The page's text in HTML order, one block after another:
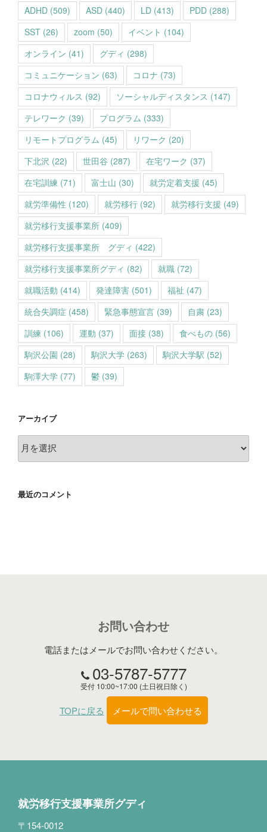
ADHD (509) ASD (440) LD (413) PDD (288)
SST (26) zoom (50) イベント (104)
オンライン (41) グディ (298)
コミュニケーション (63) コロナ (73)
コロナウィルス (92) ソーシャルディスタンス (147)
テレワーク (39) プログラム (333)
リモートプログラム (45) リワーク (20)
下北沢 (22) 世田谷 (287) 在宅ワーク (37)
在宅訓練 (71) 富士山 (30) 就労定着支援 (45)
就労準備性 (120) 就労移行 (92) 就労移行支援 (49)
就労移行支援事業所 (409)
就労移行支援事業所 グディ (422)
就労移行支援事業所グディ (82) 就職 (72)
就職活動 (414) 発達障害 (501) 福祉 (47)
統合失調症 (458) 緊急事態宣言 (39) 自粛 (23)
訓練 (106) 運動 (37) 面接 (38) 食べもの (56)
駒沢公園 (28) 駒沢大学 (263) 駒沢大学駅 (52)
駒澤大学 (77) 鬱 (39)
アーカイブ
ア
ー
イ
最近のコメント
お問い合わせ
電話またはメールでお問い合わせください。
03-5787-5777
受付 10:00~17:00 (土日祝日除く)
TOPに戻る メールで問い合わせる
就労移行支援事業所グディ
〒154-0012